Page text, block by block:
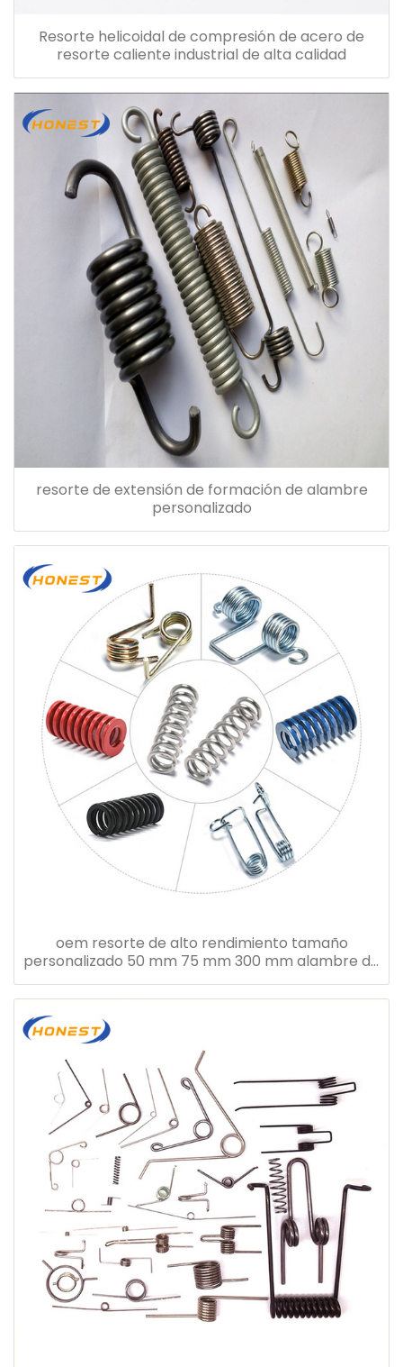
Resorte helicoidal de compresión de acero de
resorte caliente industrial de alta calidad
resorte de extensión de formación de alambre
personalizado
oem resorte de alto rendimiento tamaño
personalizado 50 mm 75 mm 300 mm alambre de
acero espiral ajustable resorte de compresión
largo